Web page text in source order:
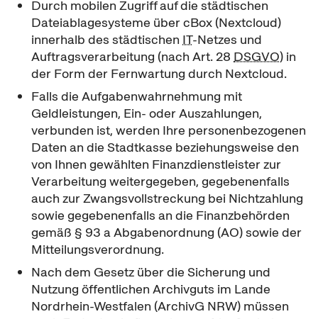
Durch mobilen Zugriff auf die städtischen
Dateiablagesysteme übercBox (Nextcloud)
innerhalb des städtischen IT-Netzes und
Auftragsverarbeitung (nach Art. 28 DSGVO) in
der Form der Fernwartung durch Nextcloud.
Falls die Aufgabenwahrnehmung mit
Geldleistungen, Ein- oder Auszahlungen,
verbunden ist, werden Ihre personenbezogenen
Daten an die Stadtkasse beziehungsweise den
von Ihnen gewählten Finanzdienstleister zur
Verarbeitung weitergegeben, gegebenenfalls
auch zur Zwangsvollstreckung bei Nichtzahlung
sowie gegebenenfalls an die Finanzbehörden
gemäß § 93 a Abgabenordnung (AO) sowie der
Mitteilungsverordnung.
Nach dem Gesetz über die Sicherung und
Nutzung öffentlichen Archivguts im Lande
Nordrhein-Westfalen (ArchivG NRW) müssen